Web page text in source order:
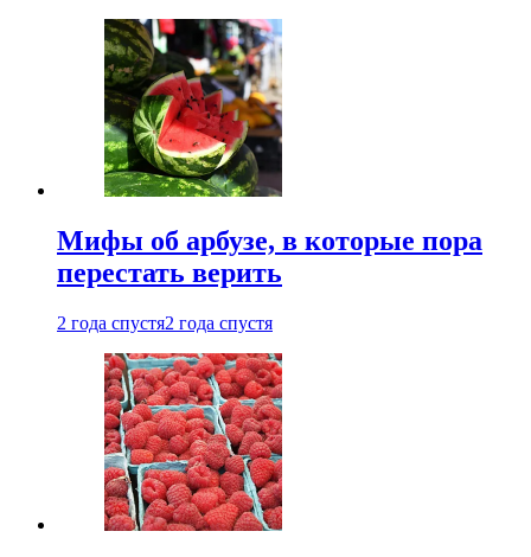
Мифы об арбузе, в которые пора
перестать верить
2 года спустя2 года спустя